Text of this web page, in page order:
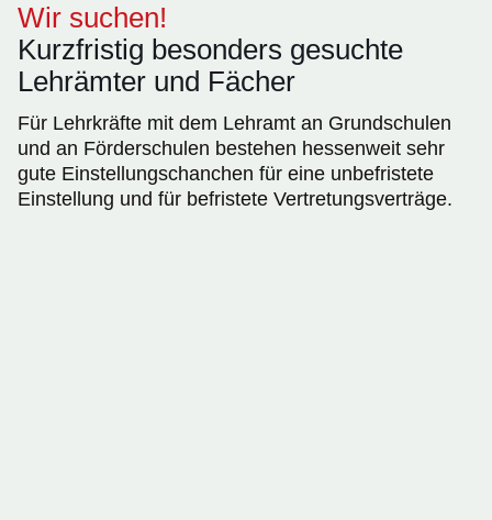
Wir suchen!
Kurzfristig besonders gesuchte
Lehrämter und Fächer
Für Lehrkräfte mit dem Lehramt an Grundschulen
und an Förderschulen bestehen hessenweit sehr
gute Einstellungschanchen für eine unbefristete
Einstellung und für befristete Vertretungsverträge.